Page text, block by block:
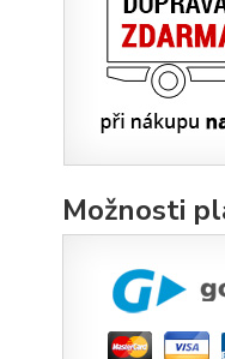
Možnosti